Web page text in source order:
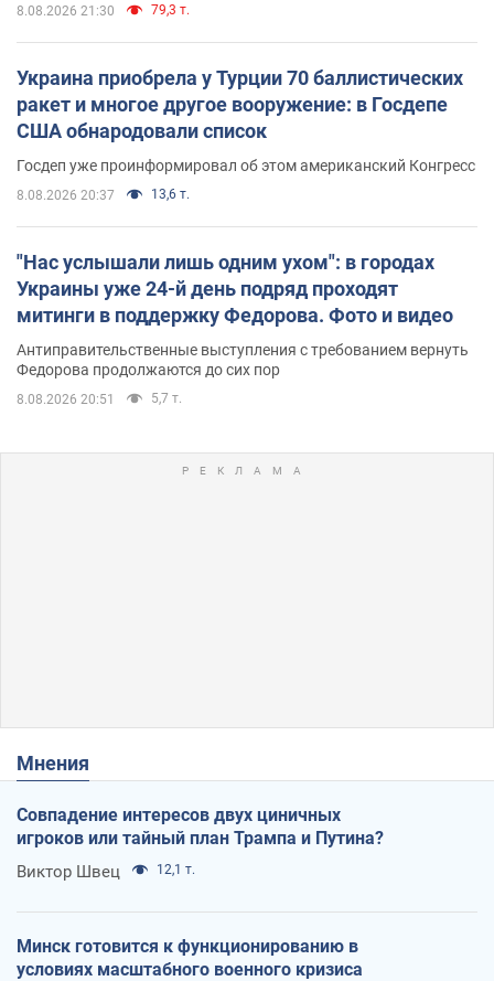
8.08.2026 21:30 79,3 т.
Украина приобрела у Турции 70 баллистических
ракет и многое другое вооружение: в Госдепе
США обнародовали список
Госдеп уже проинформировал об этом американский Конгресс
8.08.2026 20:37 13,6 т.
"Нас услышали лишь одним ухом": в городах
Украины уже 24-й день подряд проходят
митинги в поддержку Федорова. Фото и видео
Антиправительственные выступления с требованием вернуть
Федорова продолжаются до сих пор
8.08.2026 20:51 5,7 т.
Мнения
Совпадение интересов двух циничных
игроков или тайный план Трампа и Путина?
Виктор Швец 12,1 т.
Минск готовится к функционированию в
условиях масштабного военного кризиса